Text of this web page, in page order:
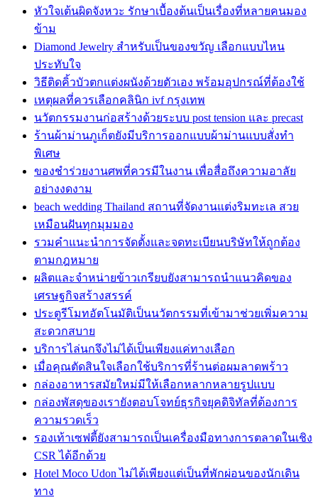
หัวใจเต้นผิดจังหวะ รักษาเบื้องต้นเป็นเรื่องที่หลายคนมอง
ข้าม
Diamond Jewelry สำหรับเป็นของขวัญ เลือกแบบไหน
ประทับใจ
วิธีติดคิ้วบัวตกแต่งผนังด้วยตัวเอง พร้อมอุปกรณ์ที่ต้องใช้
เหตุผลที่ควรเลือกคลินิก ivf กรุงเทพ
นวัตกรรมงานก่อสร้างด้วยระบบ post tension และ precast
ร้านผ้าม่านภูเก็ตยังมีบริการออกแบบผ้าม่านแบบสั่งทำ
พิเศษ
ของชำร่วยงานศพที่ควรมีในงาน เพื่อสื่อถึงความอาลัย
อย่างงดงาม
beach wedding Thailand สถานที่จัดงานแต่งริมทะเล สวย
เหมือนฝันทุกมุมมอง
รวมคำแนะนำการจัดตั้งและจดทะเบียนบริษัทให้ถูกต้อง
ตามกฎหมาย
ผลิตและจำหน่ายข้าวเกรียบยังสามารถนำแนวคิดของ
เศรษฐกิจสร้างสรรค์
ประตูรีโมทอัตโนมัติเป็นนวัตกรรมที่เข้ามาช่วยเพิ่มความ
สะดวกสบาย
บริการไล่นกจึงไม่ได้เป็นเพียงแค่ทางเลือก
เมื่อคุณตัดสินใจเลือกใช้บริการที่ร้านต่อผมลาดพร้าว
กล่องอาหารสมัยใหม่มีให้เลือกหลากหลายรูปแบบ
กล่องพัสดุของเรายังตอบโจทย์ธุรกิจยุคดิจิทัลที่ต้องการ
ความรวดเร็ว
รองเท้าเซฟตี้ยังสามารถเป็นเครื่องมือทางการตลาดในเชิง
CSR ได้อีกด้วย
Hotel Moco Udon ไม่ได้เพียงแต่เป็นที่พักผ่อนของนักเดิน
ทาง